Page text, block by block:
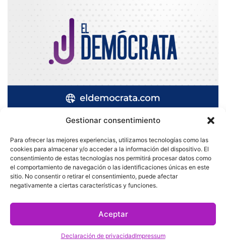
Gestionar consentimiento
Para ofrecer las mejores experiencias, utilizamos tecnologías como las
cookies para almacenar y/o acceder a la información del dispositivo. El
consentimiento de estas tecnologías nos permitirá procesar datos como
el comportamiento de navegación o las identificaciones únicas en este
sitio. No consentir o retirar el consentimiento, puede afectar
negativamente a ciertas características y funciones.
Aceptar
Declaración de privacidadImpressum
Quatromedia Telecomunicaciones © Copyright 2025, Todos los
derechos reservados
|Aviso de Privacidad|Política de Cookies|Defensoría de la
Audiencia|
Facebook
X YouTube